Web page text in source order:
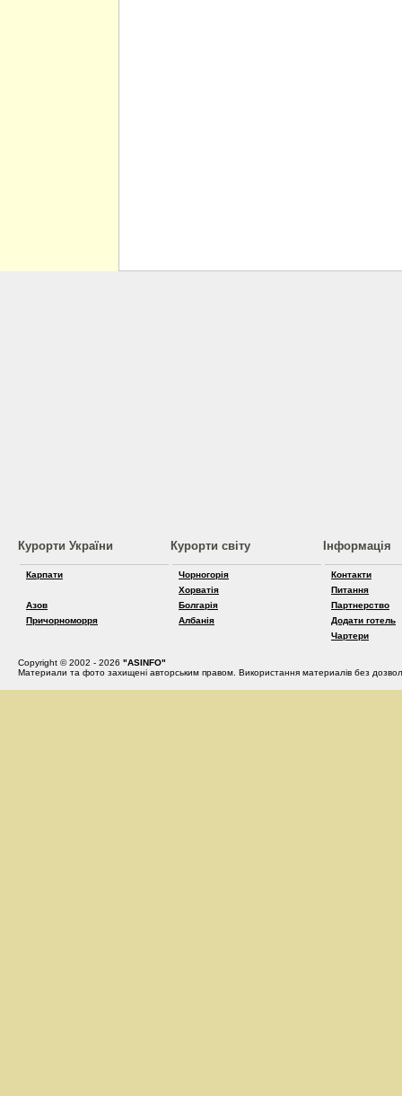
Курорти України
Карпати
Азов
Причорноморря
Курорти світу
Чорногорія
Хорватія
Болгарія
Албанія
Інформація
Контакти
Питання
Партнерство
Додати готель
Чартери
Copyright © 2002 - 2026 "ASINFO"
Материали та фото захищені авторським правом. Використання материалів без